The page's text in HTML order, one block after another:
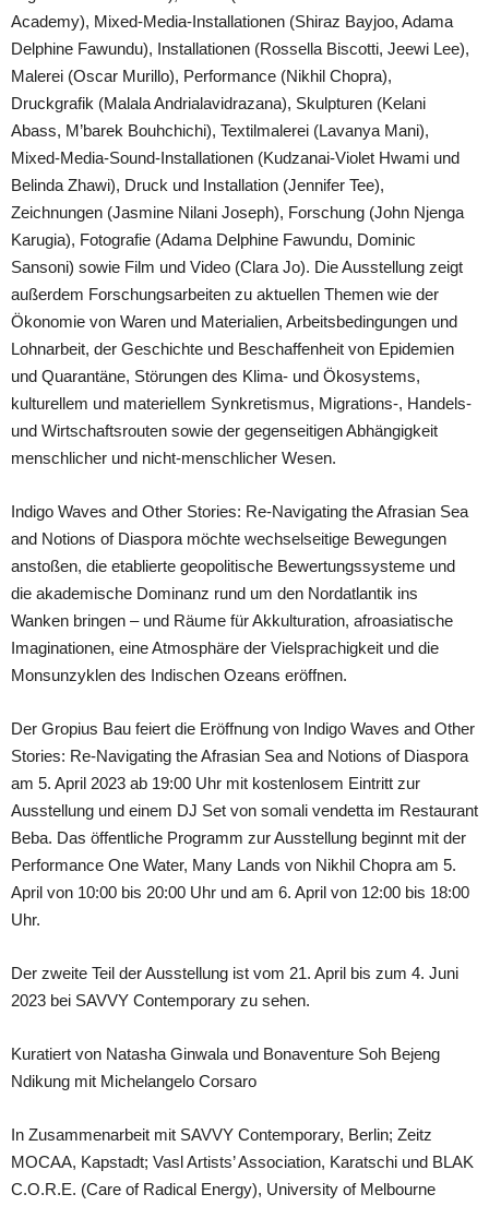
Academy), Mixed-Media-Installationen (Shiraz Bayjoo, Adama
Delphine Fawundu), Installationen (Rossella Biscotti, Jeewi Lee),
Malerei (Oscar Murillo), Performance (Nikhil Chopra),
Druckgrafik (Malala Andrialavidrazana), Skulpturen (Kelani
Abass, M’barek Bouhchichi), Textilmalerei (Lavanya Mani),
Mixed-Media-Sound-Installationen (Kudzanai-Violet Hwami und
Belinda Zhawi), Druck und Installation (Jennifer Tee),
Zeichnungen (Jasmine Nilani Joseph), Forschung (John Njenga
Karugia), Fotografie (Adama Delphine Fawundu, Dominic
Sansoni) sowie Film und Video (Clara Jo). Die Ausstellung zeigt
außerdem Forschungsarbeiten zu aktuellen Themen wie der
Ökonomie von Waren und Materialien, Arbeitsbedingungen und
Lohnarbeit, der Geschichte und Beschaffenheit von Epidemien
und Quarantäne, Störungen des Klima- und Ökosystems,
kulturellem und materiellem Synkretismus, Migrations-, Handels-
und Wirtschaftsrouten sowie der gegenseitigen Abhängigkeit
menschlicher und nicht-menschlicher Wesen.
Indigo Waves and Other Stories: Re-Navigating the Afrasian Sea
and Notions of Diaspora möchte wechselseitige Bewegungen
anstoßen, die etablierte geopolitische Bewertungssysteme und
die akademische Dominanz rund um den Nordatlantik ins
Wanken bringen – und Räume für Akkulturation, afroasiatische
Imaginationen, eine Atmosphäre der Vielsprachigkeit und die
Monsunzyklen des Indischen Ozeans eröffnen.
Der Gropius Bau feiert die Eröffnung von Indigo Waves and Other
Stories: Re-Navigating the Afrasian Sea and Notions of Diaspora
am 5. April 2023 ab 19:00 Uhr mit kostenlosem Eintritt zur
Ausstellung und einem DJ Set von somali vendetta im Restaurant
Beba. Das öffentliche Programm zur Ausstellung beginnt mit der
Performance One Water, Many Lands von Nikhil Chopra am 5.
April von 10:00 bis 20:00 Uhr und am 6. April von 12:00 bis 18:00
Uhr.
Der zweite Teil der Ausstellung ist vom 21. April bis zum 4. Juni
2023 bei SAVVY Contemporary zu sehen.
Kuratiert von Natasha Ginwala und Bonaventure Soh Bejeng
Ndikung mit Michelangelo Corsaro
In Zusammenarbeit mit SAVVY Contemporary, Berlin; Zeitz
MOCAA, Kapstadt; Vasl Artists’ Association, Karatschi und BLAK
C.O.R.E. (Care of Radical Energy), University of Melbourne